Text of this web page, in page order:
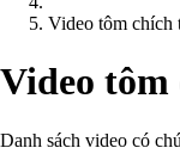
Video tôm chích
Video
Danh sách video có